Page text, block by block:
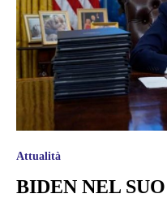
Attualità
BIDEN NEL